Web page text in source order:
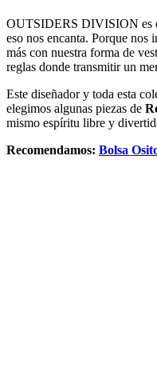
OUTSIDERS DIVISION es
eso nos encanta. Porque
más con nuestra forma de
reglas donde transmitir un
Este diseñador y toda esta
elegimos algunas piezas de
mismo espíritu libre y
Recomendamos: Bolsa